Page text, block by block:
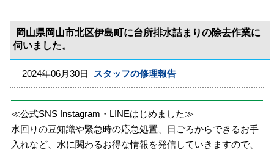
岡山県岡山市北区伊島町に台所排水詰まりの除去作業に
伺いました。
2024年06月30日 スタッフの修理報告
≪公式SNS Instagram・LINEはじめました≫
水回りの豆知識や緊急時の応急処置、日ごろからできるお手
入れなど、水に関わるお得な情報を発信していきますので、